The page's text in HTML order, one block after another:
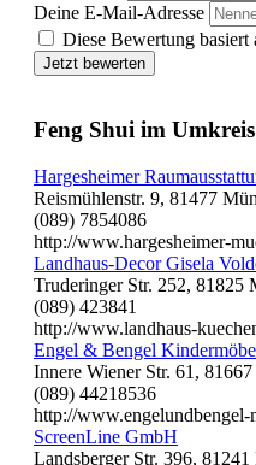
Deine E-Mail-Adresse
Diese Bewertung
Jetzt bewerten
Feng Shui im
Hargesheimer
Reismühlenstr. 9, 81477
(089) 7854086
http://www.hargesheimer-
Landhaus-Decor Gisela
Truderinger Str. 252, 81825
(089) 423841
http://www.landhaus-
Engel & Bengel
Innere Wiener Str. 61,
(089) 44218536
http://www.engelundbengel-
ScreenLine GmbH
Landsberger Str. 396, 81241